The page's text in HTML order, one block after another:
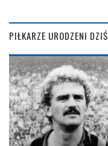
PIŁKARZE URODZENI DZIŚ